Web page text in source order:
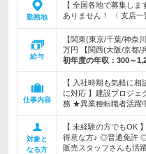
勤務地
【 全国各地で募集し
ありません！ 〈 支店一
給与
【関東(東京/千葉/神奈
万円 【関西(大阪/京都/
初年度の年収： 300～
仕事内容
【 入社時期も気軽に
に対応 】建設プロジェ
務 ★異業種転職者活躍
対象と
なる方
【 未経験の方でもOK
得意な方♪ ◎普通免許
販売スタッフさんも活